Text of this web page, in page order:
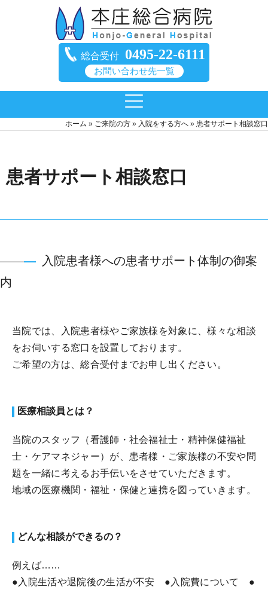
総合受付 0495-22-6111
お問い合わせ先一覧
ホーム » ご来院の方 » 入院をする方へ » 患者サポート相談窓口
患者サポート相談窓口
入院患者様への患者サポート体制の御案
内
当院では、入院患者様やご家族様を対象に、様々な相談
をお伺いする窓口を設置しております。
ご希望の方は、総合受付までお申し出ください。
医療相談員とは？
当院のスタッフ（看護師・社会福祉士・精神保健福祉
士・ケアマネジャー）が、患者様・ご家族様の不安や問
題を一緒に考えるお手伝いをさせていただきます。
地域の医療機関・福祉・保健と連携を図っていきます。
どんな相談ができるの？
例えば……
●入院生活や退院後の生活が不安 ●入院費について ●